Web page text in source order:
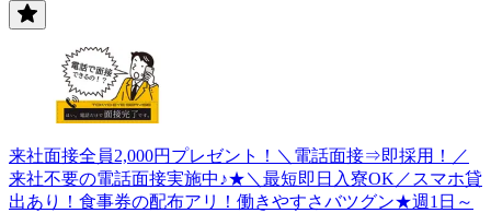
来社面接全員2,000円プレゼント！＼電話面接⇒即採用！／
来社不要の電話面接実施中♪★＼最短即日入寮OK／スマホ貸
出あり！食事券の配布アリ！働きやすさバツグン★週1日～